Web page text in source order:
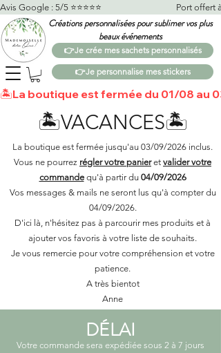
Créations personnalisées pour sublimer vos plus
beaux événements
👉Je crée mes sachets personnalisés
Avis Google : 5/5 ⭐️⭐️⭐️⭐️⭐️
👉Je personnalise mes stickers
🏝️La boutique est fermée du 01/08 au
🏝️VACANCES🏝️
La boutique est fermée jusqu'au 03/09/2026 inclus.
Vous ne pourrez régler votre panieret valider votre
commandequ'à partir du 04/09/2026
Vos messages & mails ne seront lus qu'à compter du
04/09/2026.
D'ici là, n'hésitez pas à parcourir mes produits et à
ajouter vos favoris à votre liste de souhaits.​
Je vous remercie pour votre compréhension et votre
patience.
A très bientot
Anne
DÉLAI
Votre commande sera expédiée sous 2 à 7 jours